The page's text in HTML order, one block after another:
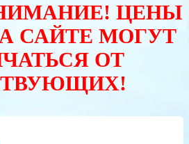
ЦЕНЫ
САЙТЕ МОГУТ
ОТ